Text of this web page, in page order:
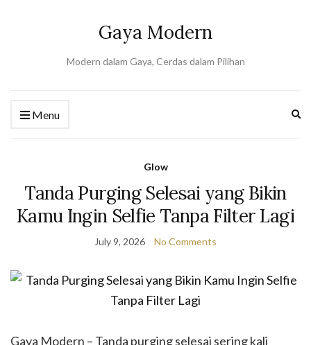
Gaya Modern
Modern dalam Gaya, Cerdas dalam Pilihan
Menu
Glow
Tanda Purging Selesai yang Bikin
Kamu Ingin Selfie Tanpa Filter Lagi
July 9, 2026 No Comments
Gaya Modern – Tanda purging selesai sering kali